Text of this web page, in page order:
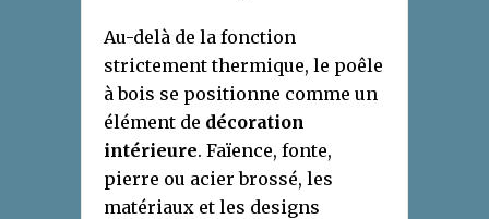
Au-delà de la fonction
strictement thermique, le poêle
à bois se positionne comme un
élément de décoration
intérieure. Faïence, fonte,
pierre ou acier brossé, les
matériaux et les designs